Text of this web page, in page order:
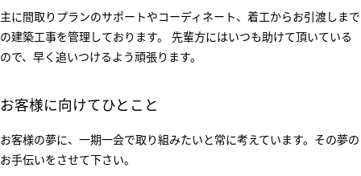
主に間取りプランのサポートやコーディネート、着工からお引渡しまで
の建築工事を管理しております。 先輩方にはいつも助けて頂いている
ので、早く追いつけるよう頑張ります。
お客様に向けてひとこと
お客様の夢に、一期一会で取り組みたいと常に考えています。その夢の
お手伝いをさせて下さい。